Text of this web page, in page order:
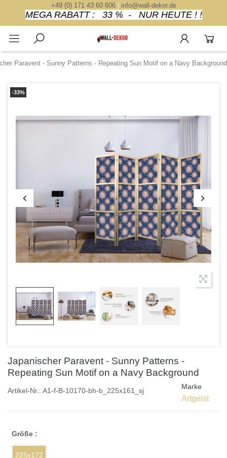
+49 (0) 171 43 60 606| info@wall-dekor.de
MEGA RABATT : 33 % - NUR HEUTE ! !
Paravent - Sunny Patterns - Repeating Sun Motif on a Navy Background
-33%
Japanischer Paravent - Sunny Patterns -
Repeating Sun Motif on a Navy Background
Artikel-Nr.: A1-f-B-10170-bh-b_225x161_sj Marke
Artgeist
Größe :
225x172